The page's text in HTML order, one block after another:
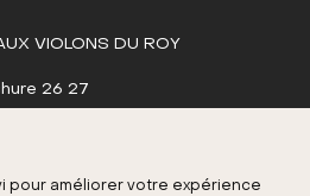
pour améliorer votre expérience
VIOLONS DU ROY
26 27